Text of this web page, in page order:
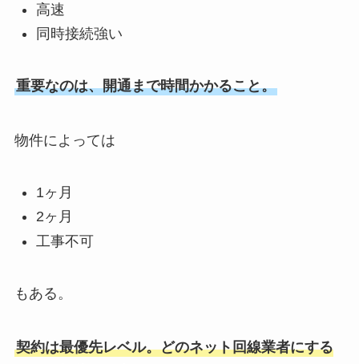
高速
同時接続強い
重要なのは、開通まで時間かかること。
物件によっては
1ヶ月
2ヶ月
工事不可
もある。
契約は最優先レベル。どのネット回線業者にする